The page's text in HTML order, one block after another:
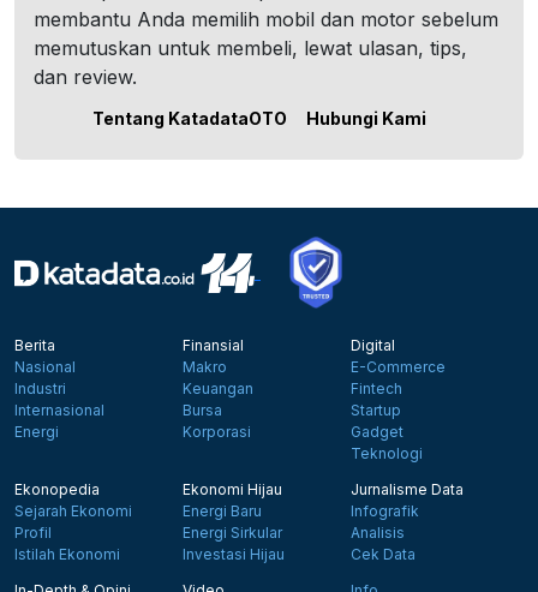
membantu Anda memilih mobil dan motor sebelum
memutuskan untuk membeli, lewat ulasan, tips,
dan review.
Tentang KatadataOTO Hubungi Kami
Berita
Nasional
Industri
Internasional
Energi
Finansial
Makro
Keuangan
Bursa
Korporasi
Digital
E-Commerce
Fintech
Startup
Gadget
Teknologi
Ekonopedia
Sejarah Ekonomi
Profil
Istilah Ekonomi
Ekonomi Hijau
Energi Baru
Energi Sirkular
Investasi Hijau
Jurnalisme Data
Infografik
Analisis
Cek Data